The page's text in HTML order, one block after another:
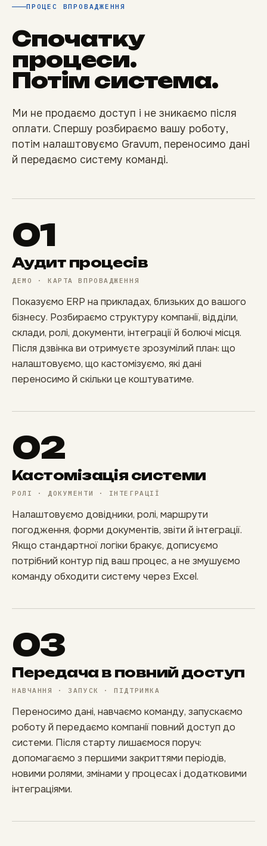
ПРОЦЕС ВПРОВАДЖЕННЯ
Спочатку
процеси.
Потім система.
Ми не продаємо доступ і не зникаємо після
оплати. Спершу розбираємо вашу роботу,
потім налаштовуємо Gravum, переносимо дані
й передаємо систему команді.
01
Аудит процесів
ДЕМО · КАРТА ВПРОВАДЖЕННЯ
Показуємо ERP на прикладах, близьких до вашого
бізнесу. Розбираємо структуру компанії, відділи,
склади, ролі, документи, інтеграції й болючі місця.
Після дзвінка ви отримуєте зрозумілий план: що
налаштовуємо, що кастомізуємо, які дані
переносимо й скільки це коштуватиме.
02
Кастомізація системи
РОЛІ · ДОКУМЕНТИ · ІНТЕГРАЦІЇ
Налаштовуємо довідники, ролі, маршрути
погодження, форми документів, звіти й інтеграції.
Якщо стандартної логіки бракує, дописуємо
потрібний контур під ваш процес, а не змушуємо
команду обходити систему через Excel.
03
Передача в повний доступ
НАВЧАННЯ · ЗАПУСК · ПІДТРИМКА
Переносимо дані, навчаємо команду, запускаємо
роботу й передаємо компанії повний доступ до
системи. Після старту лишаємося поруч:
допомагаємо з першими закриттями періодів,
новими ролями, змінами у процесах і додатковими
інтеграціями.